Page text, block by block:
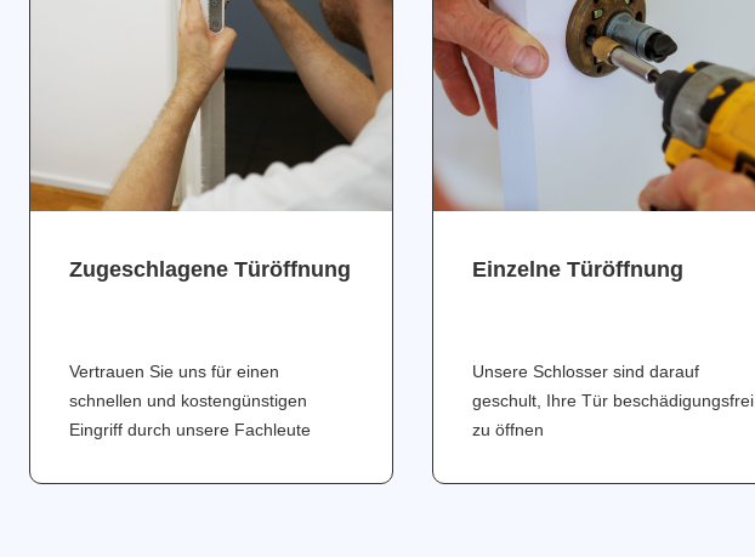
Zugeschlagene Türöffnung
Vertrauen Sie uns für einen
schnellen und kostengünstigen
Eingriff durch unsere Fachleute
Einzelne Türöffnung
Unsere Schlosser sind darauf
geschult, Ihre Tür beschädigungsfrei
zu öffnen